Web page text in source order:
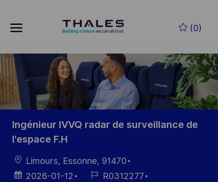
(0)
-
Ingénieur IVVQ radar de surveillance de
l'espace F.H
Ort
Limours, Essonne, 91470
Datum der
2026-01-12
Job- R0312277